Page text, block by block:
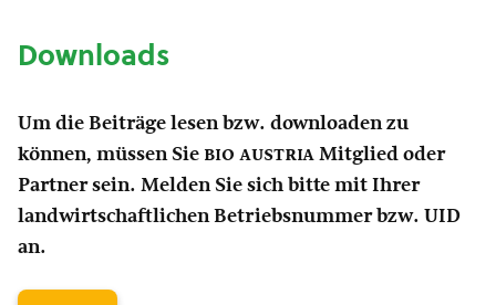
Downloads
Um die Beiträge lesen bzw. downloaden zu
können, müssen Sie bio austria Mitglied oder
Partner sein. Melden Sie sich bitte mit Ihrer
landwirtschaftlichen Betriebsnummer bzw. UID
an.